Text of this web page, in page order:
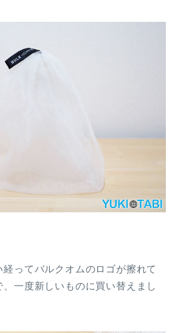
経ってバルクオムのロゴが擦れて
一度新しいものに買い替えまし